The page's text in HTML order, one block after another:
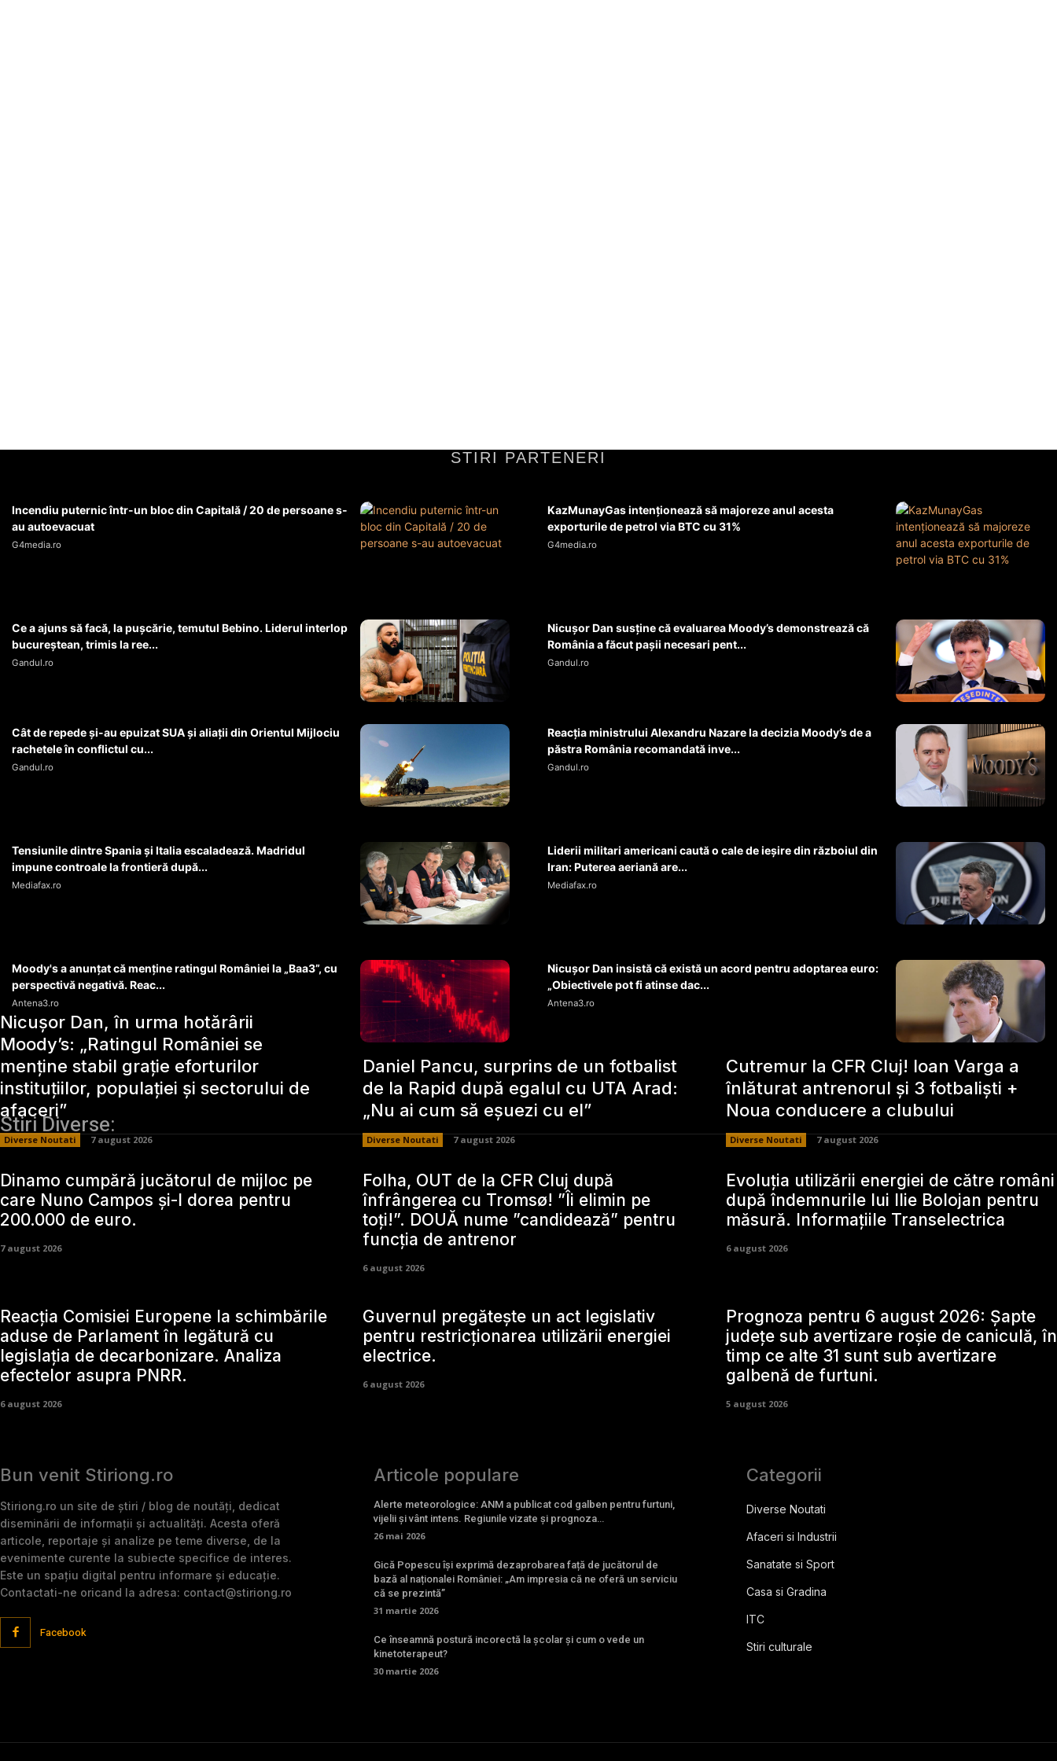
STIRI PARTENERI
Incendiu puternic într-un bloc din Capitală / 20 de persoane s-
au autoevacuat
G4media.ro
KazMunayGas intenţionează să majoreze anul acesta
exporturile de petrol via BTC cu 31%
G4media.ro
Ce a ajuns să facă, la pușcărie, temutul Bebino. Liderul interlop
bucureștean, trimis la ree...
Gandul.ro
Nicușor Dan susține că evaluarea Moody’s demonstrează că
România a făcut pașii necesari pent...
Gandul.ro
Cât de repede și-au epuizat SUA și aliații din Orientul Mijlociu
rachetele în conflictul cu...
Gandul.ro
Reacția ministrului Alexandru Nazare la decizia Moody’s de a
păstra România recomandată inve...
Gandul.ro
Tensiunile dintre Spania și Italia escaladează. Madridul
impune controale la frontieră după...
Mediafax.ro
Liderii militari americani caută o cale de ieșire din războiul din
Iran: Puterea aeriană are...
Mediafax.ro
Moody's a anunțat că menține ratingul României la „Baa3”, cu
perspectivă negativă. Reac...
Antena3.ro
Nicușor Dan insistă că există un acord pentru adoptarea euro:
„Obiectivele pot fi atinse dac...
Antena3.ro
Stiri Diverse:
Nicușor Dan, în urma hotărârii
Moody’s: „Ratingul României se
menține stabil grație eforturilor
instituțiilor, populației și sectorului de
afaceri”
Diverse Noutati 7 august 2026
Daniel Pancu, surprins de un fotbalist
de la Rapid după egalul cu UTA Arad:
„Nu ai cum să eșuezi cu el”
Diverse Noutati 7 august 2026
Cutremur la CFR Cluj! Ioan Varga a
înlăturat antrenorul și 3 fotbaliști +
Noua conducere a clubului
Diverse Noutati 7 august 2026
Dinamo cumpără jucătorul de mijloc pe
care Nuno Campos și-l dorea pentru
200.000 de euro.
7 august 2026
Folha, OUT de la CFR Cluj după
înfrângerea cu Tromsø! ”Îi elimin pe
toți!”. DOUĂ nume ”candidează” pentru
funcția de antrenor
6 august 2026
Evoluția utilizării energiei de către români
după îndemnurile lui Ilie Bolojan pentru
măsură. Informațiile Transelectrica
6 august 2026
Reacția Comisiei Europene la schimbările
aduse de Parlament în legătură cu
legislația de decarbonizare. Analiza
efectelor asupra PNRR.
6 august 2026
Guvernul pregătește un act legislativ
pentru restricționarea utilizării energiei
electrice.
6 august 2026
Prognoza pentru 6 august 2026: Șapte
județe sub avertizare roșie de caniculă, în
timp ce alte 31 sunt sub avertizare
galbenă de furtuni.
5 august 2026
Bun venit Stiriong.ro
Stiriong.ro un site de știri / blog de noutăți, dedicat
diseminării de informații și actualități. Acesta oferă
articole, reportaje și analize pe teme diverse, de la
evenimente curente la subiecte specifice de interes.
Este un spațiu digital pentru informare și educație.
Contactati-ne oricand la adresa: contact@stiriong.ro
Facebook
Articole populare
Alerte meteorologice: ANM a publicat cod galben pentru furtuni,
vijelii și vânt intens. Regiunile vizate și prognoza…
26 mai 2026
Gică Popescu își exprimă dezaprobarea față de jucătorul de
bază al naționalei României: „Am impresia că ne oferă un serviciu
că se prezintă”
31 martie 2026
Ce înseamnă postură incorectă la școlar și cum o vede un
kinetoterapeut?
30 martie 2026
Categorii
Diverse Noutati
Afaceri si Industrii
Sanatate si Sport
Casa si Gradina
ITC
Stiri culturale